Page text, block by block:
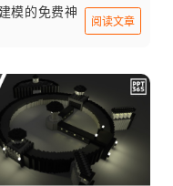
模的免费神
阅读文章